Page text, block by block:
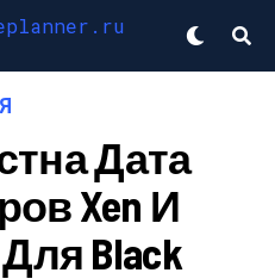
Дата
Xen И
Для Black